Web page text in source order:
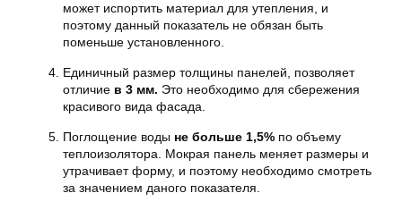
может испортить материал для утепления, и
поэтому данный показатель не обязан быть
поменьше установленного.
Единичный размер толщины панелей, позволяет
отличие в 3 мм. Это необходимо для сбережения
красивого вида фасада.
Поглощение воды не больше 1,5% по объему
теплоизолятора. Мокрая панель меняет размеры и
утрачивает форму, и поэтому необходимо смотреть
за значением даного показателя.